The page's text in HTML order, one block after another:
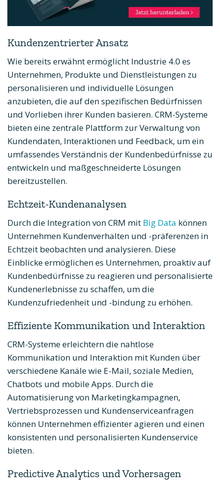
Kundenzentrierter Ansatz
Wie bereits erwähnt ermöglicht Industrie 4.0 es
Unternehmen, Produkte und Dienstleistungen zu
personalisieren und individuelle Lösungen
anzubieten, die auf den spezifischen Bedürfnissen
und Vorlieben ihrer Kunden basieren. CRM-Systeme
bieten eine zentrale Plattform zur Verwaltung von
Kundendaten, Interaktionen und Feedback, um ein
umfassendes Verständnis der Kundenbedürfnisse zu
entwickeln und maßgeschneiderte Lösungen
bereitzustellen.
Echtzeit-Kundenanalysen
Durch die Integration von CRM mit Big Data können
Unternehmen Kundenverhalten und -präferenzen in
Echtzeit beobachten und analysieren. Diese
Einblicke ermöglichen es Unternehmen, proaktiv auf
Kundenbedürfnisse zu reagieren und personalisierte
Kundenerlebnisse zu schaffen, um die
Kundenzufriedenheit und -bindung zu erhöhen.
Effiziente Kommunikation und Interaktion
CRM-Systeme erleichtern die nahtlose
Kommunikation und Interaktion mit Kunden über
verschiedene Kanäle wie E-Mail, soziale Medien,
Chatbots und mobile Apps. Durch die
Automatisierung von Marketingkampagnen,
Vertriebsprozessen und Kundenserviceanfragen
können Unternehmen effizienter agieren und einen
konsistenten und personalisierten Kundenservice
bieten.
Predictive Analytics und Vorhersagen